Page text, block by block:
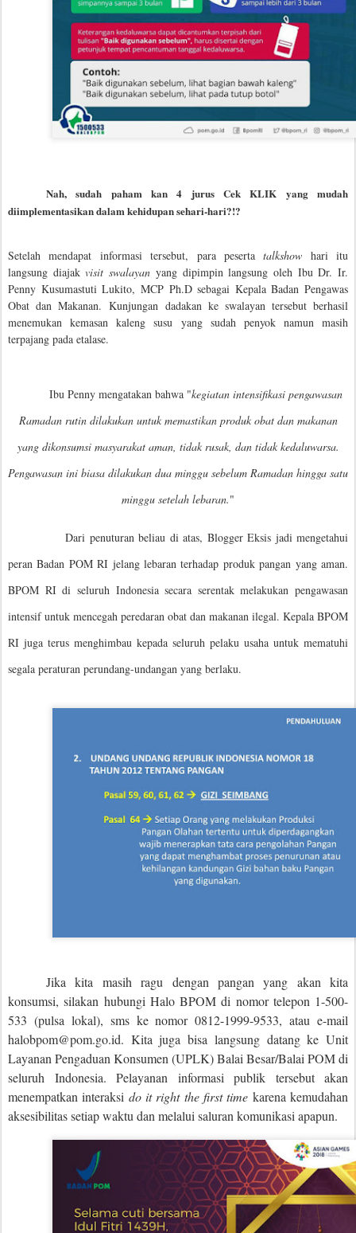
Nah, sudah paham kan 4 jurus Cek KLIK yang mudah
diimplementasikan dalam kehidupan sehari-hari?!?
Setelah mendapat informasi tersebut, para pesertatalkshow hari itu
langsung diajakvisit swalayan yang dipimpin langsung oleh Ibu Dr. Ir.
Penny Kusumastuti Lukito, MCP Ph.D sebagai Kepala Badan Pengawas
Obat dan Makanan.Kunjungan dadakan ke swalayan tersebut berhasil
menemukan kemasan kaleng susu yang sudah penyok namun masih
terpajang pada etalase.
Ibu Penny mengatakan bahwa "kegiatan intensifikasi pengawasan
Ramadan rutin dilakukan untuk memastikan produk obat dan makanan
yang dikonsumsi masyarakat aman, tidak rusak, dan tidak kedaluwarsa.
Pengawasan ini biasa dilakukan dua minggu sebelum Ramadan hingga satu
minggu setelah lebaran."
Dari penuturan beliau di atas, Blogger Eksis jadi mengetahui
peran Badan POM RI jelang lebaran terhadap produk pangan yang aman.
BPOM RI di seluruh Indonesia secara serentak melakukan pengawasan
intensif untuk mencegah peredaran obat dan makanan ilegal. Kepala BPOM
RI juga terus menghimbau kepada seluruh pelaku usaha untuk mematuhi
segala peraturan perundang-undangan yang berlaku.
Jika kita masih ragu dengan pangan yang akan kita
konsumsi, silakan hubungi Halo BPOM di nomor telepon 1-500-
533 (pulsa lokal), sms ke nomor 0812-1999-9533, atau e-mail
halobpom@pom.go.id. Kita juga bisa langsung datang ke Unit
Layanan Pengaduan Konsumen (UPLK) Balai Besar/Balai POM di
seluruh Indonesia. Pelayanan informasi publik tersebut akan
menempatkan interaksi do it right the first time karena kemudahan
aksesibilitas setiap waktu dan melalui saluran komunikasi apapun.